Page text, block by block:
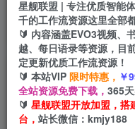
站长招募
推荐
项目周期预估10年
星舰联盟 | 专注优质智能
千的工作流资源这里全部
🔰 内容涵盖EVO3视频、
越、每日语录等资源，目
定更新优质工作流资源！
🔰 本站VIP 限时特惠， ￥
全站资源免费下载， 365
🔰 星舰联盟开放加盟，搭
台， 站长微信：kmjy188